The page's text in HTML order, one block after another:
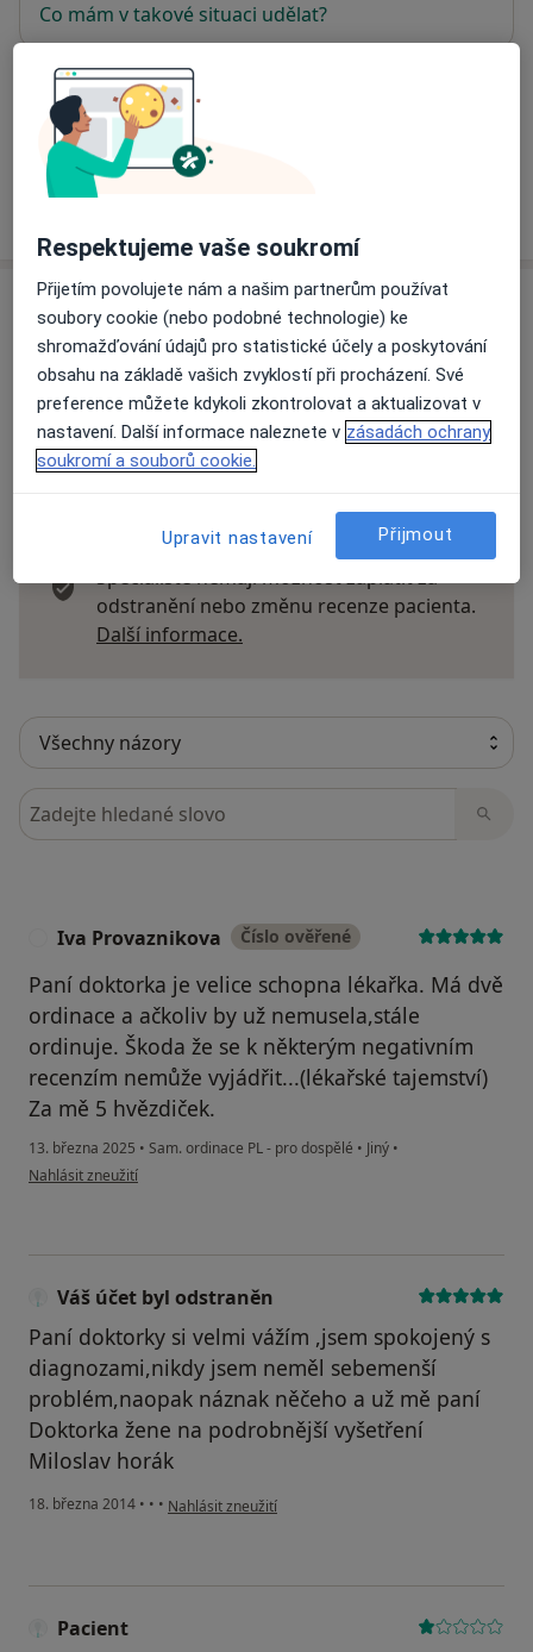
Co mám v takové situaci udělat?
Způsoby platby (soukromé návštěvy)
Na teto adrese lékař přijímá pacienty na pojišťovnu
Detaily
Názory
Přidejte svůj názor
10 názorů
Recenze pacientů jsou pro nás důležité.
Specialisté nemají možnost zaplatit za
odstranění nebo změnu recenze pacienta.
Další informace.
Hledejte v názorech
Iva Provaznikova Číslo ověřené
Paní doktorka je velice schopna lékařka. Má dvě
ordinace a ačkoliv by už nemusela,stále
ordinuje. Škoda že se k některým negativním
recenzím nemůže vyjádřit...(lékařské tajemství)
Za mě 5 hvězdiček.
13. března 2025 • Sam. ordinace PL - pro dospělé • Jiný •
podle názoru uživatele Iva Provaznikova
Nahlásit zneužití
Váš účet byl odstraněn
Paní doktorky si velmi vážím ,jsem spokojený s
diagnozami,nikdy jsem neměl sebemenší
problém,naopak náznak něčeho a už mě paní
Doktorka žene na podrobnější vyšetření
Miloslav horák
18. března 2014 • • • podle názoru uživatele Váš účet byl odstraněn
Nahlásit zneužití
Pacient
Respektujeme vaše soukromí
Přijetím povolujete nám a našim partnerům používat
soubory cookie (nebo podobné technologie) ke
shromažďování údajů pro statistické účely a poskytování
obsahu na základě vašich zvyklostí při procházení. Své
preference můžete kdykoli zkontrolovat a aktualizovat v
nastavení. Další informace naleznete v zásadách ochrany
soukromí a souborů cookie.
Upravit nastavení Přijmout